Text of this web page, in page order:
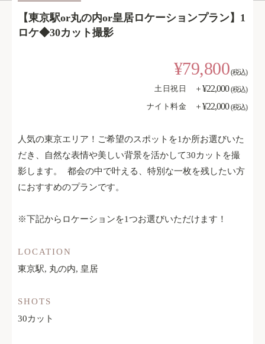
【東京駅or丸の内or皇居ロケーションプラン】1
ロケ◆30カット撮影
¥79,800(税込)
土日祝日 ＋ ¥22,000 (税込)
ナイト料金 ＋ ¥22,000 (税込)
人気の東京エリア！ご希望のスポットを1か所お選びいた
だき、自然な表情や美しい背景を活かして30カットを撮
影します。 都会の中で叶える、特別な一枚を残したい方
におすすめのプランです。
※下記からロケーションを1つお選びいただけます！
LOCATION
東京駅, 丸の内, 皇居
SHOTS
30カット